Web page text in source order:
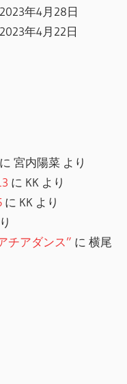
2023年4月28日
2023年4月22日
に宮内陽菜 より
に KK より
に KK より
チアダンス” に横尾